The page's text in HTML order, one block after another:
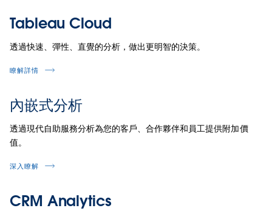
Tableau Cloud
透過快速、彈性、直覺的分析，做出更明智的決策。
瞭解詳情
內嵌式分析
透過現代自助服務分析為您的客戶、合作夥伴和員工提供附加價
值。
深入瞭解
CRM Analytics